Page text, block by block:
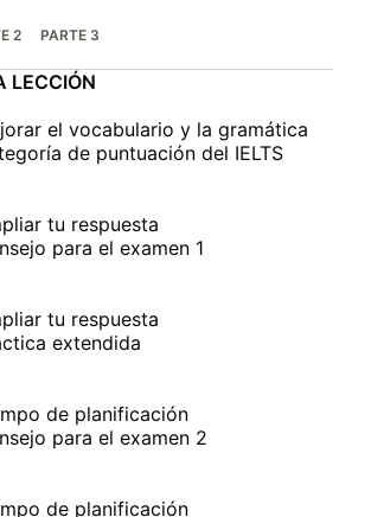
2 PARTE 3
LECCIÓN
el vocabulario y la gramática
de puntuación del IELTS
tu respuesta
para el examen 1
tu respuesta
extendida
de planificación
para el examen 2
de planificación